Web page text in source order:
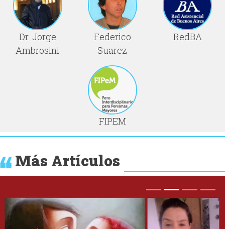
Dr. Jorge
Ambrosini
Federico
Suarez
RedBA
FIPEM
Más Artículos